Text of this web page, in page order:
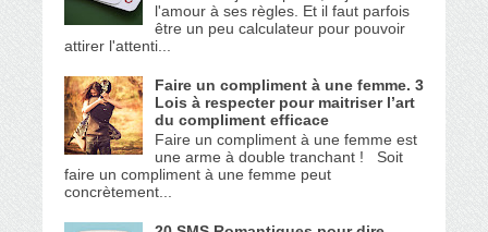
l'amour à ses règles. Et il faut parfois
être un peu calculateur pour pouvoir
attirer l'attenti...
Faire un compliment à une femme. 3
Lois à respecter pour maitriser l’art
du compliment efficace
Faire un compliment à une femme est
une arme à double tranchant ! Soit
faire un compliment à une femme peut
concrètement...